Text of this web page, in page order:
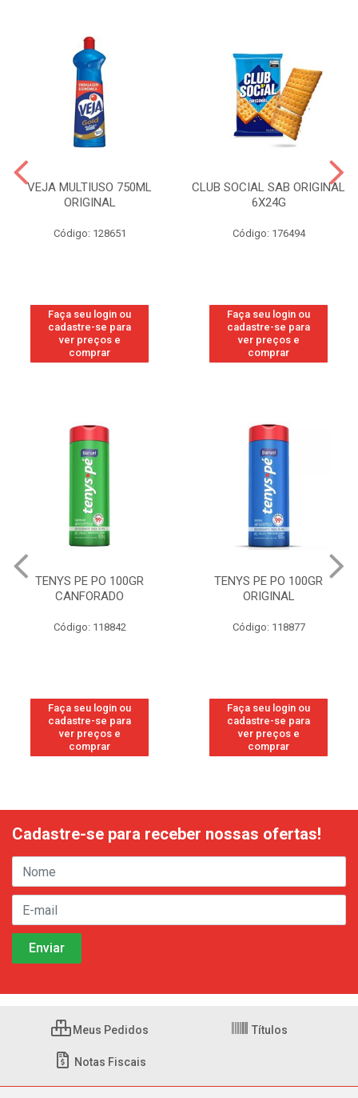
VEJA MULTIUSO 750ML
ORIGINAL
Código: 128651
Faça seu login ou
cadastre-se para
ver preços e
comprar
CLUB SOCIAL SAB ORIGINAL
6X24G
Código: 176494
Faça seu login ou
cadastre-se para
ver preços e
comprar
TENYS PE PO 100GR
CANFORADO
Código: 118842
Faça seu login ou
cadastre-se para
ver preços e
comprar
TENYS PE PO 100GR
ORIGINAL
Código: 118877
Faça seu login ou
cadastre-se para
ver preços e
comprar
Cadastre-se para receber nossas ofertas!
Meus Pedidos Títulos
Notas Fiscais